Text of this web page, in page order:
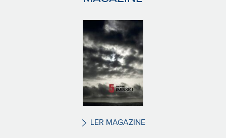
LER MAGAZINE